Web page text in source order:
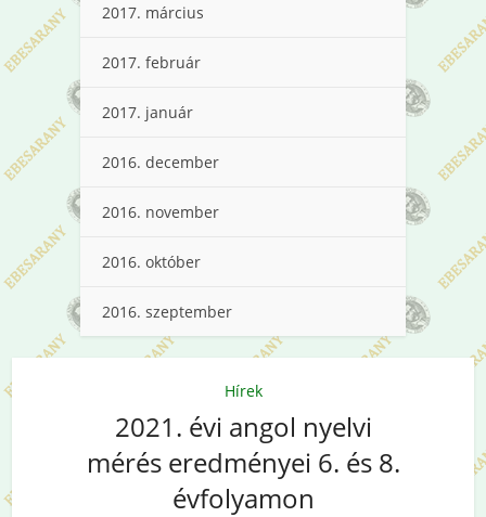
2017. március
2017. február
2017. január
2016. december
2016. november
2016. október
2016. szeptember
Hírek
2021. évi angol nyelvi
mérés eredményei 6. és 8.
évfolyamon